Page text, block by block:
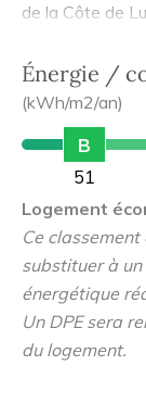
de la Côte de
résidence
seulement 19
certains aux
extérieures en
nouveau
10 % sur
en LMNP non-
vous dès à
du Prêt à Taux
résidence
Renseignez-
SUR PLACE :
Énergie /
(kWh/m2/an)
B
51
Logement
Ce
substituer à
énergétique
Un DPE sera
du logement.